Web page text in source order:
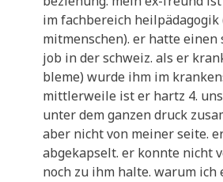
im fach­be­reich
mit­men­schen). er hat­te
job in der schweiz. als er
ble­me) wur­de ihm im
mitt­ler­wei­le ist er hartz 4.
unter dem gan­zen druck
aber nicht von mei­ner sei­te.
abge­kap­selt. er konn­te nicht
noch zu ihm hal­te. war­um